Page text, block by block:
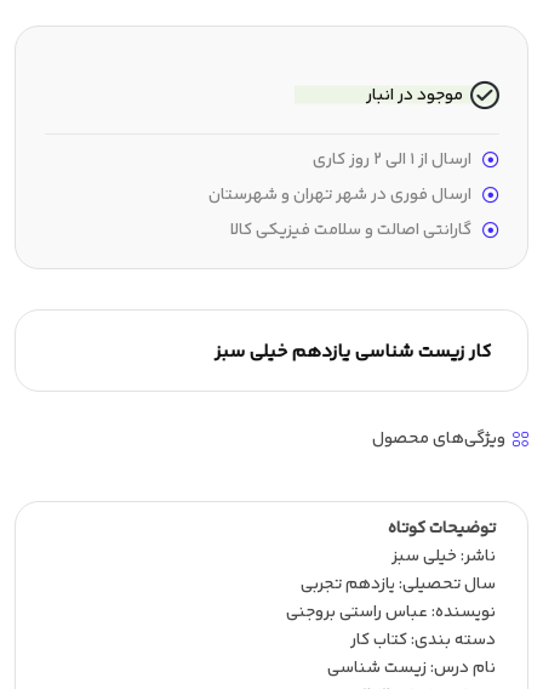
کار زیست شناسی یازدهم خیلی سبز
ویژگی‌های محصول
توضیحات کوتاه
ناشر:‌ خیلی سبز
سال تحصیلی:‌ یازدهم تجربی
نویسنده:‌ عباس راستی بروجنی
دسته بندی: کتاب کار
نام درس: زیست شناسی
موجود در انبار
ارسال از 1 الی 2 روز کاری
ارسال فوری در شهر تهران و شهرستان
گارانتی اصالت و سلامت فیزیکی کالا